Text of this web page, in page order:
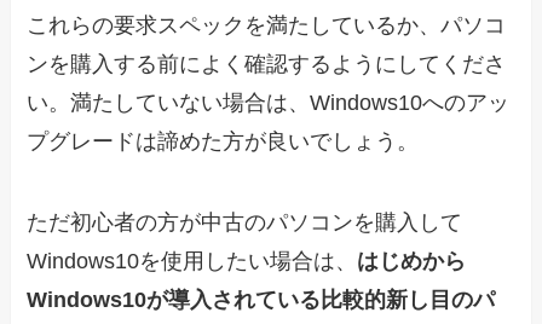
これらの要求スペックを満たしているか、パソコ
ンを購入する前によく確認するようにしてくださ
い。満たしていない場合は、Windows10へのアッ
プグレードは諦めた方が良いでしょう。
ただ初心者の方が中古のパソコンを購入して
Windows10を使用したい場合は、 はじめから
Windows10が導入されている比較的新し目のパ